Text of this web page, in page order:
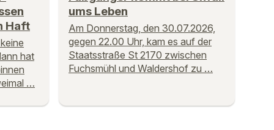
Haft
hat
…
ums Leben
Am Donnerstag, den 30.07.2026,
gegen 22.00 Uhr, kam es auf der
Staatsstraße St 2170 zwischen
Fuchsmühl und Waldershof zu …